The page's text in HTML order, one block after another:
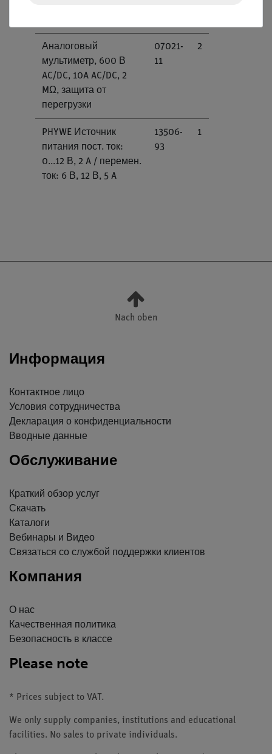
Аналоговый
мультиметр, 600 В
AC/DC, 10A AC/DC, 2
MΩ, защита от
перегрузки
07021-
11
2
PHYWE Источник
питания пост. ток:
0...12 В, 2 A / перемен.
ток: 6 В, 12 В, 5 A
13506-
93
1
Nach oben
Информация
Контактное лицо
Условия сотрудничества
Декларация о конфиденциальности
Вводные данные
Обслуживание
Краткий обзор услуг
Скачать
Каталоги
Вебинары и Видео
Связаться со службой поддержки клиентов
Компания
О нас
Качественная политика
Безопасность в классе
Please note
* Prices subject to VAT.
We only supply companies, institutions and educational
facilities. No sales to private individuals.